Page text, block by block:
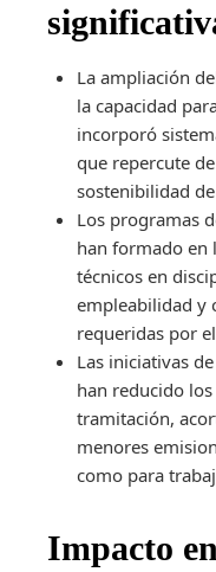
La ampliación
la capacidad
incorporó
que repercute
sostenibilidad
Los programas
han formado en
técnicos en
empleabilidad y
requeridas por
Las iniciativas
han reducido
tramitación,
menores
como para
Impacto